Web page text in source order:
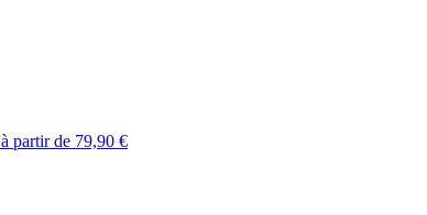
à partir de 79,90 €